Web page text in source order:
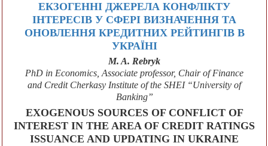
ЕКЗОГЕННІ ДЖЕРЕЛА КОНФЛІКТУ
ІНТЕРЕСІВ У СФЕРІ ВИЗНАЧЕННЯ ТА
ОНОВЛЕННЯ КРЕДИТНИХ РЕЙТИНГІВ В
УКРАЇНІ
M. A. Rebryk
PhD in Economics, Associate professor, Chair of Finance
and Credit Cherkasy Institute of the SHEI “University of
Banking”
EXOGENOUS SOURCES OF CONFLICT OF
INTEREST IN THE AREA OF CREDIT RATINGS
ISSUANCE AND UPDATING IN UKRAINE